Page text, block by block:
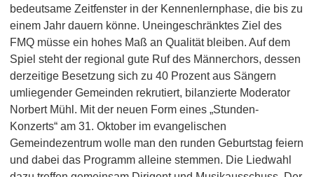
bedeutsame Zeitfenster in der Kennenlernphase, die bis zu
einem Jahr dauern könne. Uneingeschränktes Ziel des
FMQ müsse ein hohes Maß an Qualität bleiben. Auf dem
Spiel steht der regional gute Ruf des Männerchors, dessen
derzeitige Besetzung sich zu 40 Prozent aus Sängern
umliegender Gemeinden rekrutiert, bilanzierte Moderator
Norbert Mühl. Mit der neuen Form eines „Stunden-
Konzerts“ am 31. Oktober im evangelischen
Gemeindezentrum wolle man den runden Geburtstag feiern
und dabei das Programm alleine stemmen. Die Liedwahl